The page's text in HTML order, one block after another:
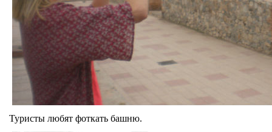
Туристы любят фоткать башню.